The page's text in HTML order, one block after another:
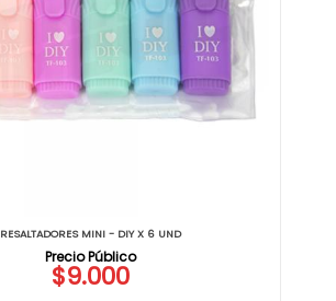
RESALTADORES MINI - DIY X 6 UND
$9.000